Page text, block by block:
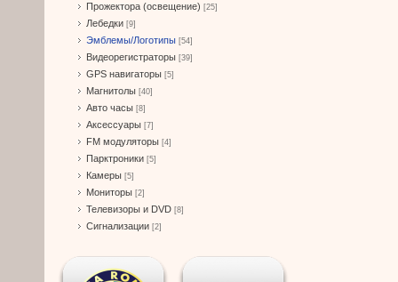
Прожектора (освещение) [25]
Лебедки [9]
Эмблемы/Логотипы [54]
Видеорегистраторы [39]
GPS навигаторы [5]
Магнитолы [40]
Авто часы [8]
Аксессуары [7]
FM модуляторы [4]
Парктроники [5]
Камеры [5]
Мониторы [2]
Телевизоры и DVD [8]
Сигнализации [2]